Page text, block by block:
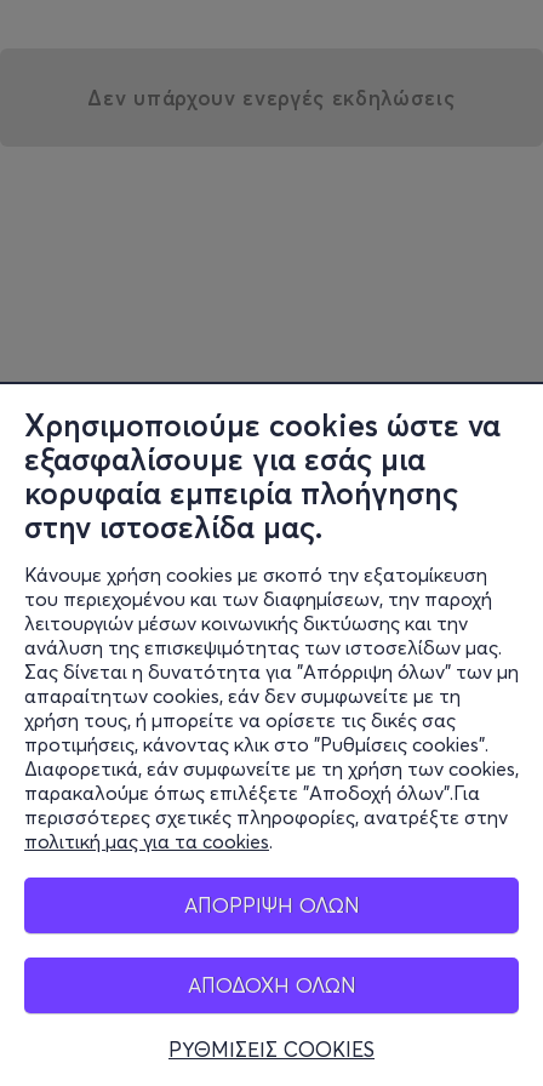
Χρησιμοποιούμε cookies ώστε να
εξασφαλίσουμε για εσάς μια
κορυφαία εμπειρία πλοήγησης
στην ιστοσελίδα μας.
Κάνουμε χρήση cookies με σκοπό την εξατομίκευση
του περιεχομένου και των διαφημίσεων, την παροχή
λειτουργιών μέσων κοινωνικής δικτύωσης και την
ανάλυση της επισκεψιμότητας των ιστοσελίδων μας.
Σας δίνεται η δυνατότητα για "Απόρριψη όλων" των μη
απαραίτητων cookies, εάν δεν συμφωνείτε με τη
χρήση τους, ή μπορείτε να ορίσετε τις δικές σας
προτιμήσεις, κάνοντας κλικ στο "Ρυθμίσεις cookies".
Διαφορετικά, εάν συμφωνείτε με τη χρήση των cookies,
παρακαλούμε όπως επιλέξετε "Αποδοχή όλων".Για
περισσότερες σχετικές πληροφορίες, ανατρέξτε στην
πολιτική μας για τα cookies.
ΑΠΟΡΡΙΨΗ ΟΛΩΝ
ΑΠΟΔΟΧΗ ΟΛΩΝ
ΡΥΘΜΙΣΕΙΣ COOKIES
Δεν υπάρχουν ενεργές εκδηλώσεις